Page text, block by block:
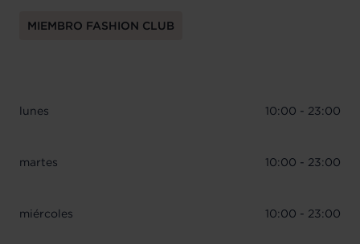
MIEMBRO FASHION CLUB
lunes 10:00 - 23:00
martes 10:00 - 23:00
miércoles 10:00 - 23:00